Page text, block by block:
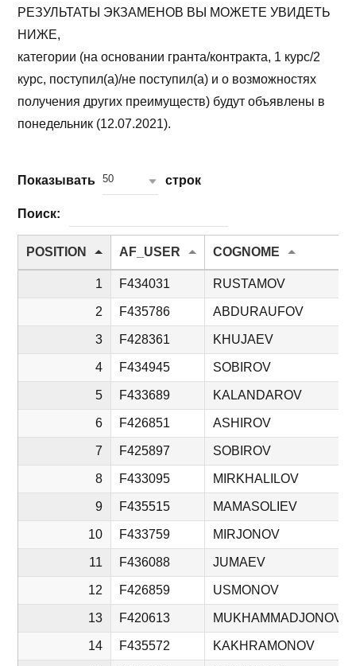
РЕЗУЛЬТАТЫ ЭКЗАМЕНОВ ВЫ МОЖЕТЕ УВИДЕТЬ
НИЖЕ,
категории (на основании гранта/контракта, 1 курс/2
курс, поступил(а)/не поступил(а) и о возможностях
получения других преимуществ) будут объявлены в
понедельник (12.07.2021).
Показывать 50 строк
Поиск:
POSITION AF_USER COGNOME
1 F434031 RUSTAMOV
2 F435786 ABDURAUFOV
3 F428361 KHUJAEV
4 F434945 SOBIROV
5 F433689 KALANDAROV
6 F426851 ASHIROV
7 F425897 SOBIROV
8 F433095 MIRKHALILOV
9 F435515 MAMASOLIEV
10 F433759 MIRJONOV
11 F436088 JUMAEV
12 F426859 USMONOV
13 F420613 MUKHAMMADJONOV
14 F435572 KAKHRAMONOV